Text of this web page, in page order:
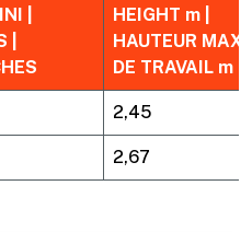
|
|
HEIGHT m |
HAUTEUR MAX
DE TRAVAIL m
2,45
2,67